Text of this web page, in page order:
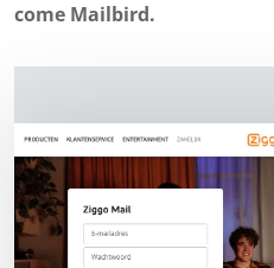
come Mailbird.